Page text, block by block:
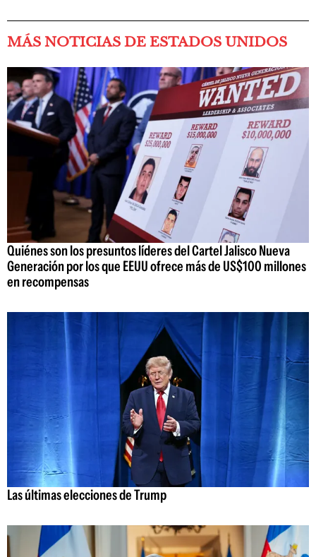
MÁS NOTICIAS DE ESTADOS UNIDOS
Quiénes son los presuntos líderes del Cartel Jalisco Nueva
Generación por los que EEUU ofrece más de US$100 millones
en recompensas
Las últimas elecciones de Trump